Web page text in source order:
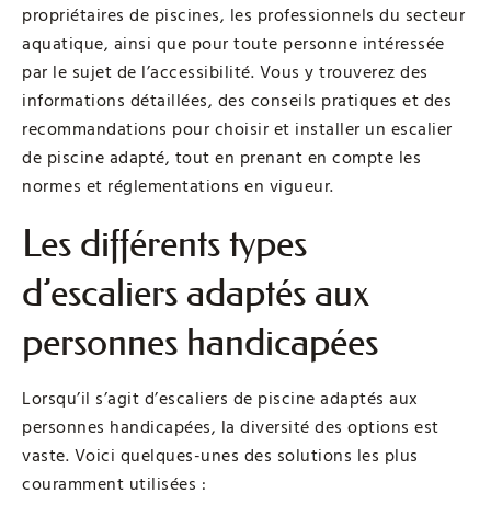
propriétaires de piscines, les professionnels du secteur
aquatique, ainsi que pour toute personne intéressée
par le sujet de l’accessibilité. Vous y trouverez des
informations détaillées, des conseils pratiques et des
recommandations pour choisir et installer un escalier
de piscine adapté, tout en prenant en compte les
normes et réglementations en vigueur.
Les différents types
d’escaliers adaptés aux
personnes handicapées
Lorsqu’il s’agit d’escaliers de piscine adaptés aux
personnes handicapées, la diversité des options est
vaste. Voici quelques-unes des solutions les plus
couramment utilisées :